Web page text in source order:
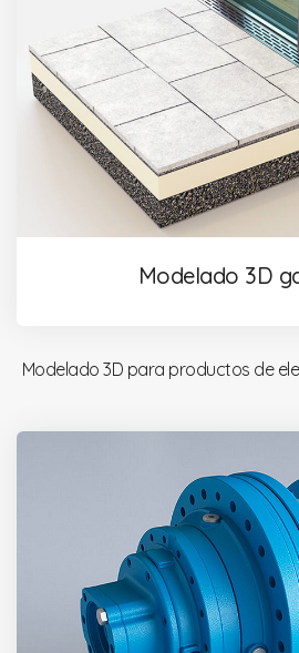
Modelado 3D
Modelado 3D para productos de